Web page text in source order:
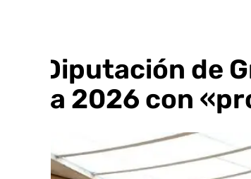
La Diputación de
para 2026 con